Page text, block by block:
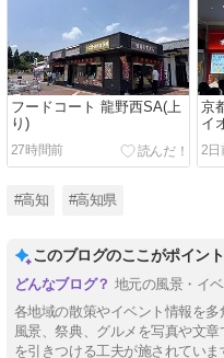
フードコート 龍野西SA(上
り)
27時間前
京
イ
2日
#高知 #高知県
このブログのここがポイント
地元の風景・イ
各地域の散策やイベント情報を
風景、祭典、グルメを写真や文
を引きつける工夫が施されてい